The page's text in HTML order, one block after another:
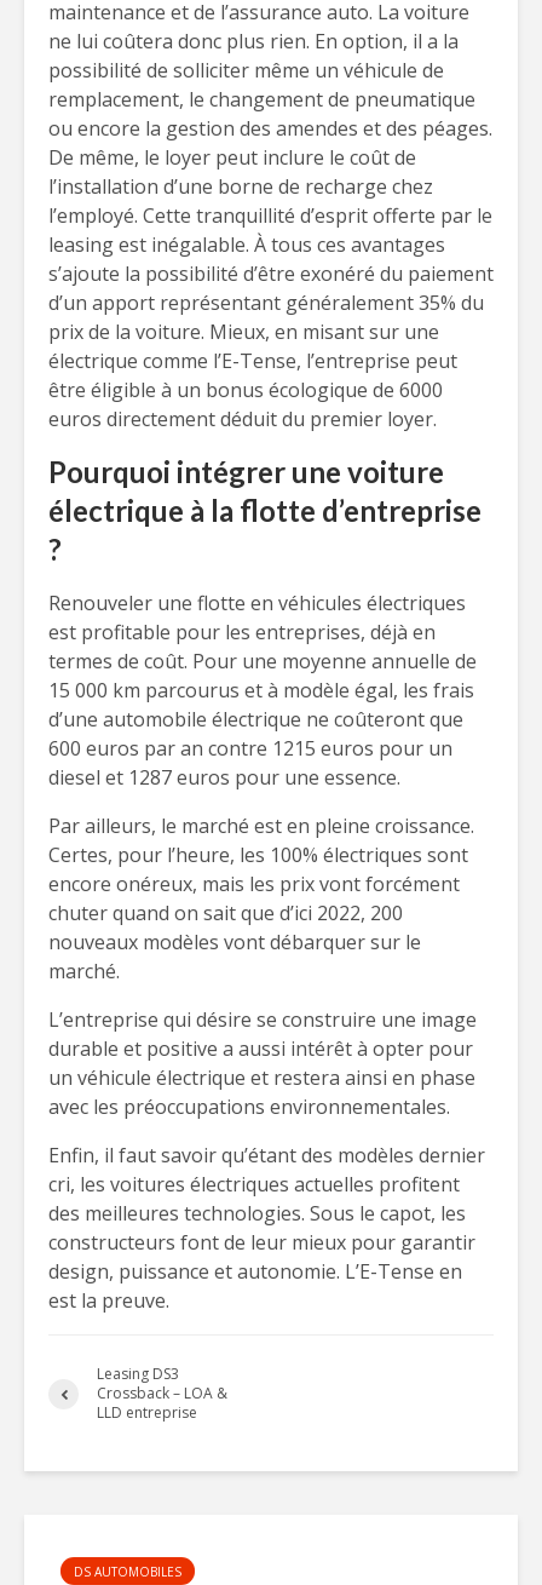
maintenance et de l’assurance auto. La voiture
ne lui coûtera donc plus rien. En option, il a la
possibilité de solliciter même un véhicule de
remplacement, le changement de pneumatique
ou encore la gestion des amendes et des péages.
De même, le loyer peut inclure le coût de
l’installation d’une borne de recharge chez
l’employé. Cette tranquillité d’esprit offerte par le
leasing est inégalable. À tous ces avantages
s’ajoute la possibilité d’être exonéré du paiement
d’un apport représentant généralement 35% du
prix de la voiture. Mieux, en misant sur une
électrique comme l’E-Tense, l’entreprise peut
être éligible à un bonus écologique de 6000
euros directement déduit du premier loyer.
Pourquoi intégrer une voiture
électrique à la flotte d’entreprise
?
Renouveler une flotte en véhicules électriques
est profitable pour les entreprises, déjà en
termes de coût. Pour une moyenne annuelle de
15 000 km parcourus et à modèle égal, les frais
d’une automobile électrique ne coûteront que
600 euros par an contre 1215 euros pour un
diesel et 1287 euros pour une essence.
Par ailleurs, le marché est en pleine croissance.
Certes, pour l’heure, les 100% électriques sont
encore onéreux, mais les prix vont forcément
chuter quand on sait que d’ici 2022, 200
nouveaux modèles vont débarquer sur le
marché.
L’entreprise qui désire se construire une image
durable et positive a aussi intérêt à opter pour
un véhicule électrique et restera ainsi en phase
avec les préoccupations environnementales.
Enfin, il faut savoir qu’étant des modèles dernier
cri, les voitures électriques actuelles profitent
des meilleures technologies. Sous le capot, les
constructeurs font de leur mieux pour garantir
design, puissance et autonomie. L’E-Tense en
est la preuve.
Leasing DS3
Crossback – LOA &
LLD entreprise
DS AUTOMOBILES